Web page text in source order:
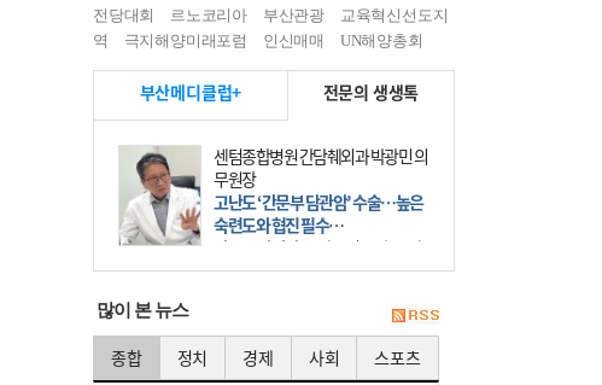
전당대회
르노코리아 부산관광
교육혁신선도지
역
극지해양미래포럼 인신매매 UN해양총회
부산메디클럽+ 전문의 생생톡
센텀종합병원 간담췌외과 박광민 의
무원장
고난도 ‘간문부 담관암’ 수술…높은
숙련도와 협진 필수
간문부 담관암(클라츠킨 종양)은 좌
우 간에서 나오는, 담관(담즙 배출 경
部)’에 생기는 악성 종양이다. 간동맥
문맥 림프절 담
많이 본 뉴스
종합 정치 경제 사회 스포츠